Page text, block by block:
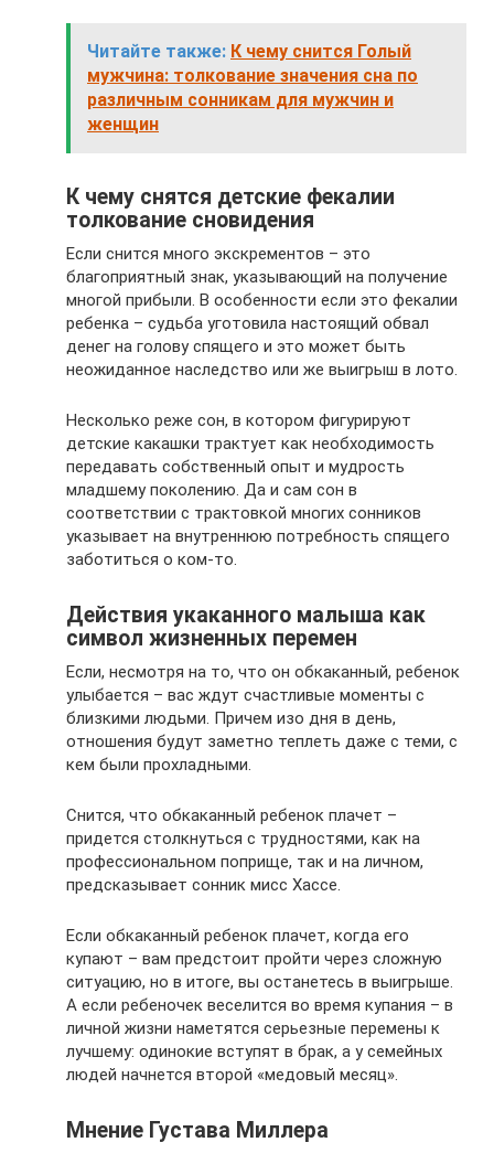
Читайте также: К чему снится Голый
мужчина: толкование значения сна по
различным сонникам для мужчин и
женщин
К чему снятся детские фекалии
толкование сновидения
Если снится много экскрементов – это
благоприятный знак, указывающий на получение
многой прибыли. В особенности если это фекалии
ребенка – судьба уготовила настоящий обвал
денег на голову спящего и это может быть
неожиданное наследство или же выигрыш в лото.
Несколько реже сон, в котором фигурируют
детские какашки трактует как необходимость
передавать собственный опыт и мудрость
младшему поколению. Да и сам сон в
соответствии с трактовкой многих сонников
указывает на внутреннюю потребность спящего
заботиться о ком-то.
Действия укаканного малыша как
символ жизненных перемен
Если, несмотря на то, что он обкаканный, ребенок
улыбается – вас ждут счастливые моменты с
близкими людьми. Причем изо дня в день,
отношения будут заметно теплеть даже с теми, с
кем были прохладными.
Снится, что обкаканный ребенок плачет –
придется столкнуться с трудностями, как на
профессиональном поприще, так и на личном,
предсказывает сонник мисс Хассе.
Если обкаканный ребенок плачет, когда его
купают – вам предстоит пройти через сложную
ситуацию, но в итоге, вы останетесь в выигрыше.
А если ребеночек веселится во время купания – в
личной жизни наметятся серьезные перемены к
лучшему: одинокие вступят в брак, а у семейных
людей начнется второй «медовый месяц».
Мнение Густава Миллера